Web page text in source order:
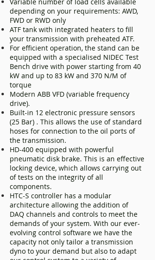
depending on your requirements: AWD,
FWD or RWD only
ATF tank with integrated heaters to fill
your transmission with preheated ATF.
For efficient operation, the stand can be
equipped with a specialised NIDEC Test
Bench drive with power starting from 40
kW and up to 83 kW and 370 N/M of
torque
Modern ABB VFD (variable frequency
drive).
Built-in 12 electronic pressure sensors
(25 Bar) . This allows the use of standard
hoses for connection to the oil ports of
the transmission.
HD-400 equipped with powerful
pneumatic disk brake. This is an effective
locking device, which allows carrying out
of tests on the integrity of all
components.
HTC-S controller has a modular
architecture allowing the addition of
DAQ channels and controls to meet the
demands of your system. With our ever-
evolving control software we have the
capacity not only tailor a transmission
dyno to your demand but also to adapt